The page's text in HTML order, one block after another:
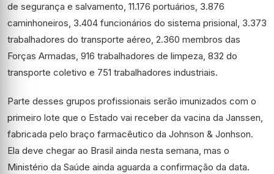
de segurança e salvamento, 11.176 portuários, 3.876
caminhoneiros, 3.404 funcionários do sistema prisional, 3.373
trabalhadores do transporte aéreo, 2.360 membros das
Forças Armadas, 916 trabalhadores de limpeza, 832 do
transporte coletivo e 751 trabalhadores industriais.
Parte desses grupos profissionais serão imunizados com o
primeiro lote que o Estado vai receber da vacina da Janssen,
fabricada pelo braço farmacêutico da Johnson & Jonhson.
Ela deve chegar ao Brasil ainda nesta semana, mas o
Ministério da Saúde ainda aguarda a confirmação da data.